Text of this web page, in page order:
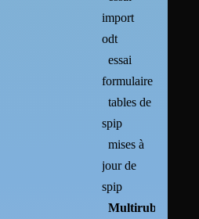
import
odt
essai
formulaire
tables de
spip
mises à
jour de
spip
Multirubricage